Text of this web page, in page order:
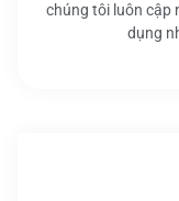
chúng tôi luôn cập
dụng